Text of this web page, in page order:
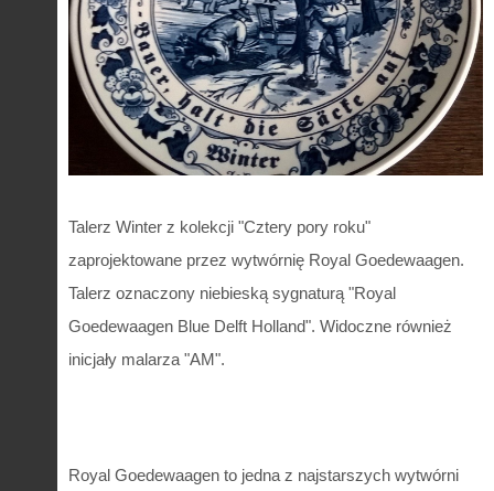
Talerz Winter z kolekcji "Cztery pory roku"
zaprojektowane przez wytwórnię Royal Goedewaagen.
Talerz oznaczony niebieską sygnaturą "Royal
Goedewaagen Blue Delft Holland". Widoczne również
inicjały malarza "AM".
Royal Goedewaagen to jedna z najstarszych wytwórni